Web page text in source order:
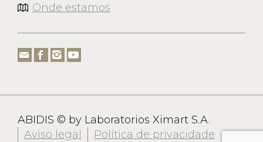
Onde estamos
ABIDIS © by Laboratorios Ximart S.A.
Aviso legal
Política de privacidade